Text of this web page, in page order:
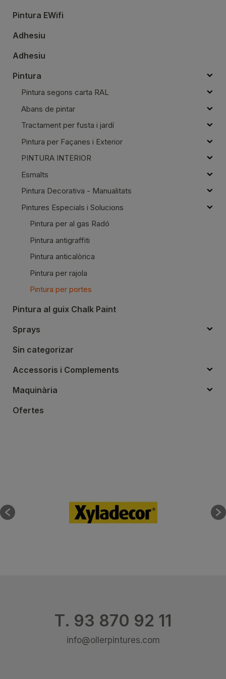
Pintura EWifi
Adhesiu
Adhesiu
Pintura
Pintura segons carta RAL
Abans de pintar
Tractament per fusta i jardí
Pintura per Façanes i Exterior
PINTURA INTERIOR
Esmalts
Pintura Decorativa - Manualitats
Pintures Especials i Solucions
Pintura per al gas Radó
Pintura antigraffiti
Pintura anticalòrica
Pintura per rajola
Pintura per portes
Pintura al guix Chalk Paint
Sprays
Sin categorizar
Accessoris i Complements
Maquinària
Ofertes
T. 93 870 92 11
info@ollerpintures.com